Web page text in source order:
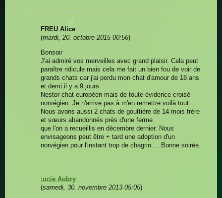
FREU Alice
(mardi, 20. octobre 2015 00:56)
Bonsoir
J'ai admiré vos merveilles avec grand plaisir. Cela peut
paraître ridicule mais cela me fait un bien fou de voir de
grands chats car j'ai perdu mon chat d'amour de 18 ans
et demi il y a 9 jours
Nestor chat européen mais de toute évidence croisé
norvégien. Je n'arrive pas à m'en remettre voilà tout.
Nous avons aussi 2 chats de gouttière de 14 mois frère
et sœurs abandonnés près d'une ferme
que l'on a recueillis en décembre dernier. Nous
envisageons peut être + tard une adoption d'un
norvégien pour l'instant trop de chagrin.....Bonne soirée.
:ucie Aubry
(samedi, 30. novembre 2013 05:05)